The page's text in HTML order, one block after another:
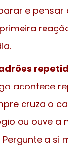
e pensar
acontece
cruza o
ou ouve a
a si